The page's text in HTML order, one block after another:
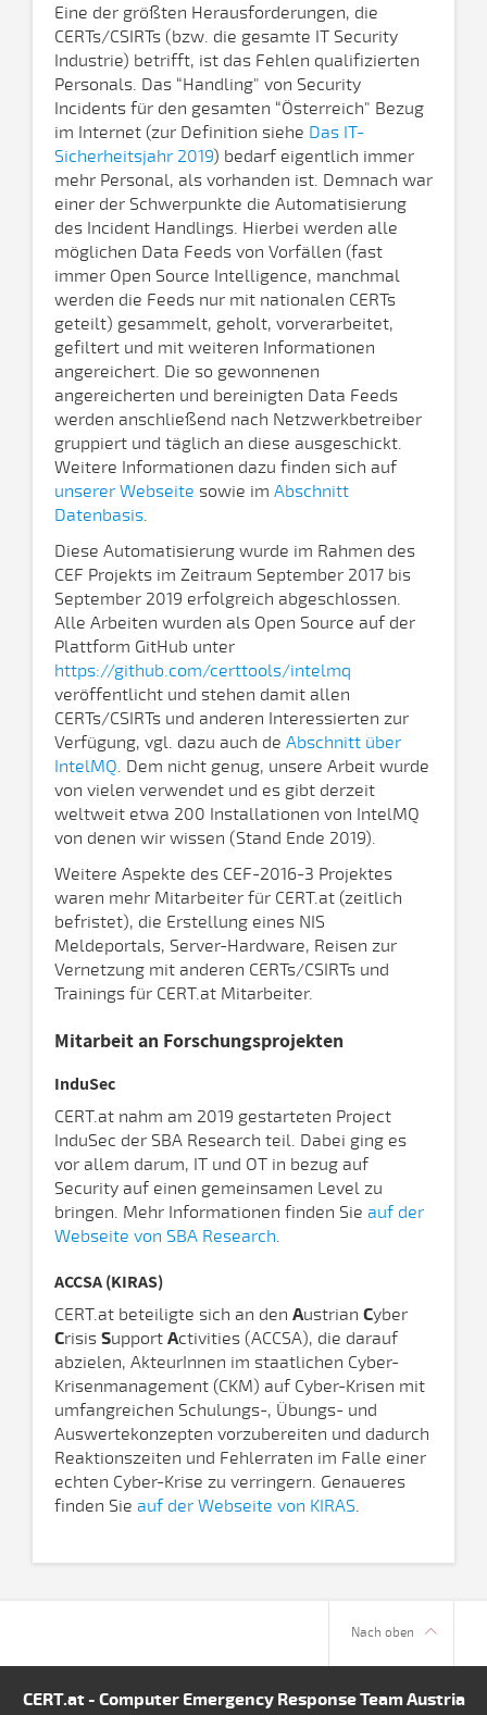
Eine der größten Herausforderungen, die
CERTs/CSIRTs (bzw. die gesamte IT Security
Industrie) betrifft, ist das Fehlen qualifizierten
Personals. Das “Handling" von Security
Incidents für den gesamten “Österreich" Bezug
im Internet (zur Definition siehe Das IT-
Sicherheitsjahr 2019) bedarf eigentlich immer
mehr Personal, als vorhanden ist. Demnach war
einer der Schwerpunkte die Automatisierung
des Incident Handlings. Hierbei werden alle
möglichen Data Feeds von Vorfällen (fast
immer Open Source Intelligence, manchmal
werden die Feeds nur mit nationalen CERTs
geteilt) gesammelt, geholt, vorverarbeitet,
gefiltert und mit weiteren Informationen
angereichert. Die so gewonnenen
angereicherten und bereinigten Data Feeds
werden anschließend nach Netzwerkbetreiber
gruppiert und täglich an diese ausgeschickt.
Weitere Informationen dazu finden sich auf
unserer Webseite sowie im Abschnitt
Datenbasis.
Diese Automatisierung wurde im Rahmen des
CEF Projekts im Zeitraum September 2017 bis
September 2019 erfolgreich abgeschlossen.
Alle Arbeiten wurden als Open Source auf der
Plattform GitHub unter
https://github.com/certtools/intelmq
veröffentlicht und stehen damit allen
CERTs/CSIRTs und anderen Interessierten zur
Verfügung, vgl. dazu auch de Abschnitt über
IntelMQ. Dem nicht genug, unsere Arbeit wurde
von vielen verwendet und es gibt derzeit
weltweit etwa 200 Installationen von IntelMQ
von denen wir wissen (Stand Ende 2019).
Weitere Aspekte des CEF-2016-3 Projektes
waren mehr Mitarbeiter für CERT.at (zeitlich
befristet), die Erstellung eines NIS
Meldeportals, Server-Hardware, Reisen zur
Vernetzung mit anderen CERTs/CSIRTs und
Trainings für CERT.at Mitarbeiter.
Mitarbeit an Forschungsprojekten
InduSec
CERT.at nahm am 2019 gestarteten Project
InduSec der SBA Research teil. Dabei ging es
vor allem darum, IT und OT in bezug auf
Security auf einen gemeinsamen Level zu
bringen. Mehr Informationen finden Sie auf der
Webseite von SBA Research.
ACCSA (KIRAS)
CERT.at beteiligte sich an den Austrian Cyber
Crisis Support Activities (ACCSA), die darauf
abzielen, AkteurInnen im staatlichen Cyber-
Krisenmanagement (CKM) auf Cyber-Krisen mit
umfangreichen Schulungs-, Übungs- und
Auswertekonzepten vorzubereiten und dadurch
Reaktionszeiten und Fehlerraten im Falle einer
echten Cyber-Krise zu verringern. Genaueres
finden Sie auf der Webseite von KIRAS.
Nach oben
CERT.at - Computer Emergency Response Team Austria